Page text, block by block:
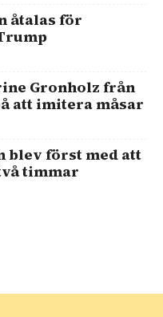
åtalas för
Gronholz från
att imitera måsar
blev först med att
timmar